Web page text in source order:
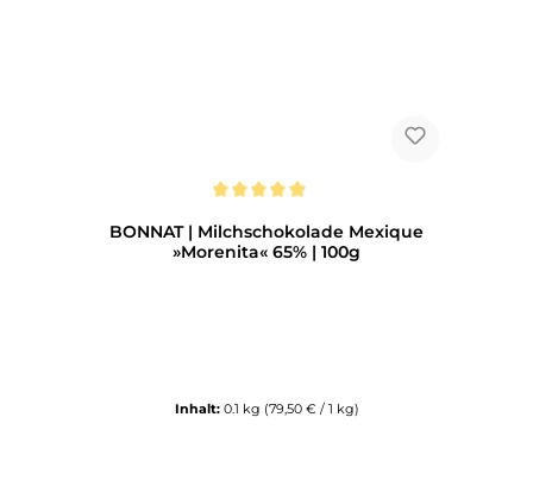
BONNAT | Milchschokolade Mexique
»Morenita« 65% | 100g
Inhalt: 0.1 kg (79,50 € / 1 kg)